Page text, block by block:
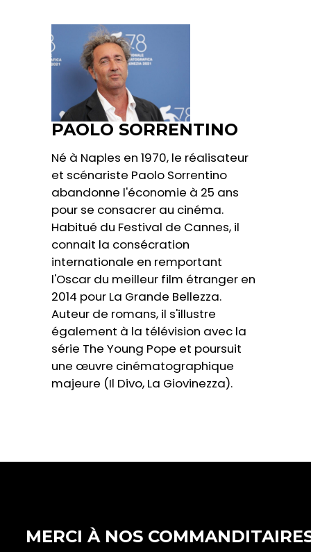
PAOLO SORRENTINO
Né à Naples en 1970, le réalisateur
et scénariste Paolo Sorrentino
abandonne l'économie à 25 ans
pour se consacrer au cinéma.
Habitué du Festival de Cannes, il
connait la consécration
internationale en remportant
l'Oscar du meilleur film étranger en
2014 pour La Grande Bellezza.
Auteur de romans, il s'illustre
également à la télévision avec la
série The Young Pope et poursuit
une œuvre cinématographique
majeure (Il Divo, La Giovinezza).
MERCI À NOS